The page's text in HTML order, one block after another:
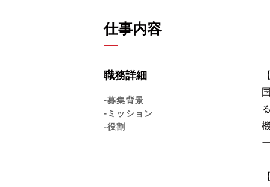
仕事内容
職務詳細
-募集背景
-ミッション
-役割